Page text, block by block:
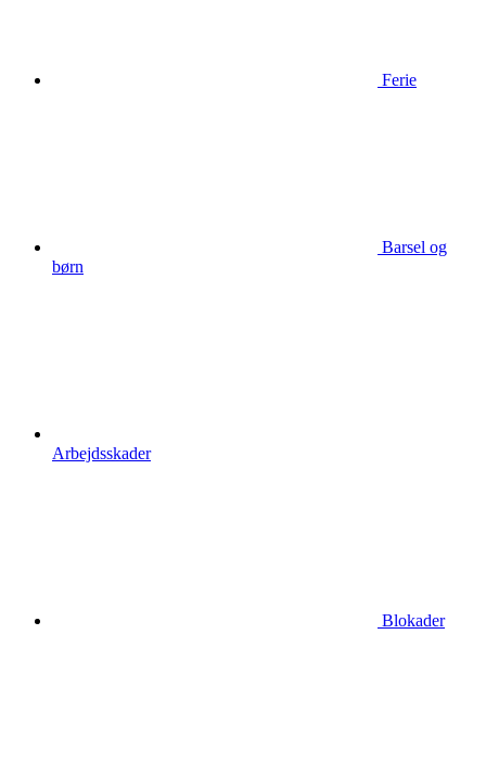
Ferie
Barsel og
børn
Arbejdsskader
Blokader